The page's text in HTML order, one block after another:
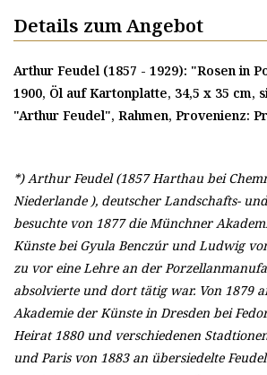
Details zum Angebot
Arthur Feudel (1857 - 1929): "Rosen in
1900, Öl auf Kartonplatte, 34,5 x 35 cm,
"Arthur Feudel", Rahmen, Provenienz:
*) Arthur Feudel (1857 Harthau bei
Niederlande ), deutscher Landschafts-
besuchte von 1877 die Münchner
Künste bei Gyula Benczúr und Ludwig
zu vor eine Lehre an der
absolvierte und dort tätig war. Von 1879
Akademie der Künste in Dresden bei
Heirat 1880 und verschiedenen
und Paris von 1883 an übersiedelte